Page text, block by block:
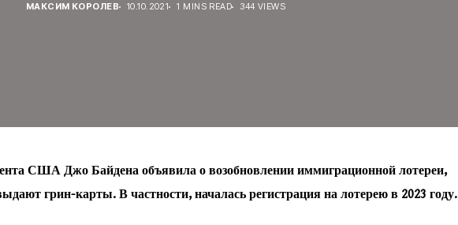
МАКСИМ КОРОЛЕВ 10.10.2021 1 MINS READ 344 VIEWS
США Джо Байдена объявила о возобновлении иммиграционной лотереи,
грин-карты. В частности, началась регистрация на лотерею в 2023 году.